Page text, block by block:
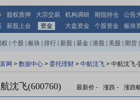
股权质押 大宗交易 机构调研 期指持仓
公告
新股上会 资金 大盘资金 个股资金 板块
权 个股 板块 排行 新股 基金 港股 美股 期货
网 > 数据中心 > 委托理财 > 中航沈飞 > 中航沈飞-
沈飞(600760) 最新价 - 涨跌 - 涨跌